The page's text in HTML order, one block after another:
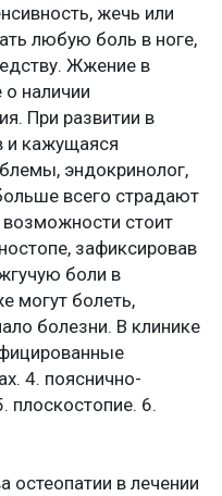
жечь или
любую боль в ноге,
Жжение в
наличии
При развитии в
и кажущаяся
эндокринолог,
всего страдают
стоит
зафиксировав
боли в
могут болеть,
болезни. В клинике
4. пояснично-
плоскостопие. 6.
остеопатии в лечении